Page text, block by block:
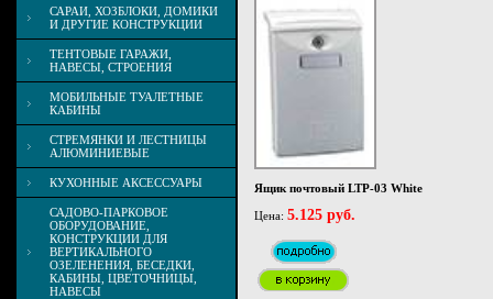
САРАИ, ХОЗБЛОКИ, ДОМИКИ
И ДРУГИЕ КОНСТРУКЦИИ
ТЕНТОВЫЕ ГАРАЖИ,
НАВЕСЫ, СТРОЕНИЯ
МОБИЛЬНЫЕ ТУАЛЕТНЫЕ
КАБИНЫ
СТРЕМЯНКИ И ЛЕСТНИЦЫ
АЛЮМИНИЕВЫЕ
КУХОННЫЕ АКСЕССУАРЫ
САДОВО-ПАРКОВОЕ
ОБОРУДОВАНИЕ,
КОНСТРУКЦИИ ДЛЯ
ВЕРТИКАЛЬНОГО
ОЗЕЛЕНЕНИЯ, БЕСЕДКИ,
КАБИНЫ, ЦВЕТОЧНИЦЫ,
НАВЕСЫ
Ящик почтовый LTP-03 White
Цена: 5.125 руб.